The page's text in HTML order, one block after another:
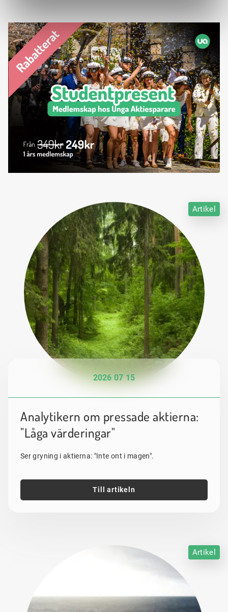
Artikel
2026 07 15
Analytikern om pressade aktierna:
"Låga värderingar"
Ser gryning i aktierna: "Inte ont i magen".
Till artikeln
Artikel